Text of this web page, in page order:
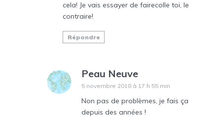
cela! Je vais essayer de fairecolle toi, le
contraire!
Répondre
Peau Neuve
5 novembre 2018 à 17 h 55 min
Non pas de problèmes, je fais ça
depuis des années !